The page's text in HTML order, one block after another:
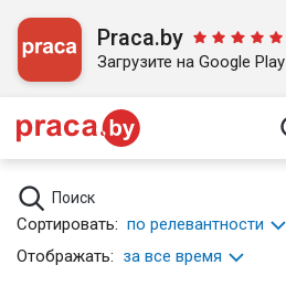
Praca.by
Загрузите на Google Play
Поиск
Сортировать: по релевантности
Отображать: за все время